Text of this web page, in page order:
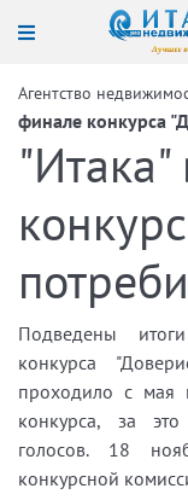
Агентство
финале конкурса
Подведены
конкурса
проходило с мая
конкурса, за
голосов. 18
конкурсной